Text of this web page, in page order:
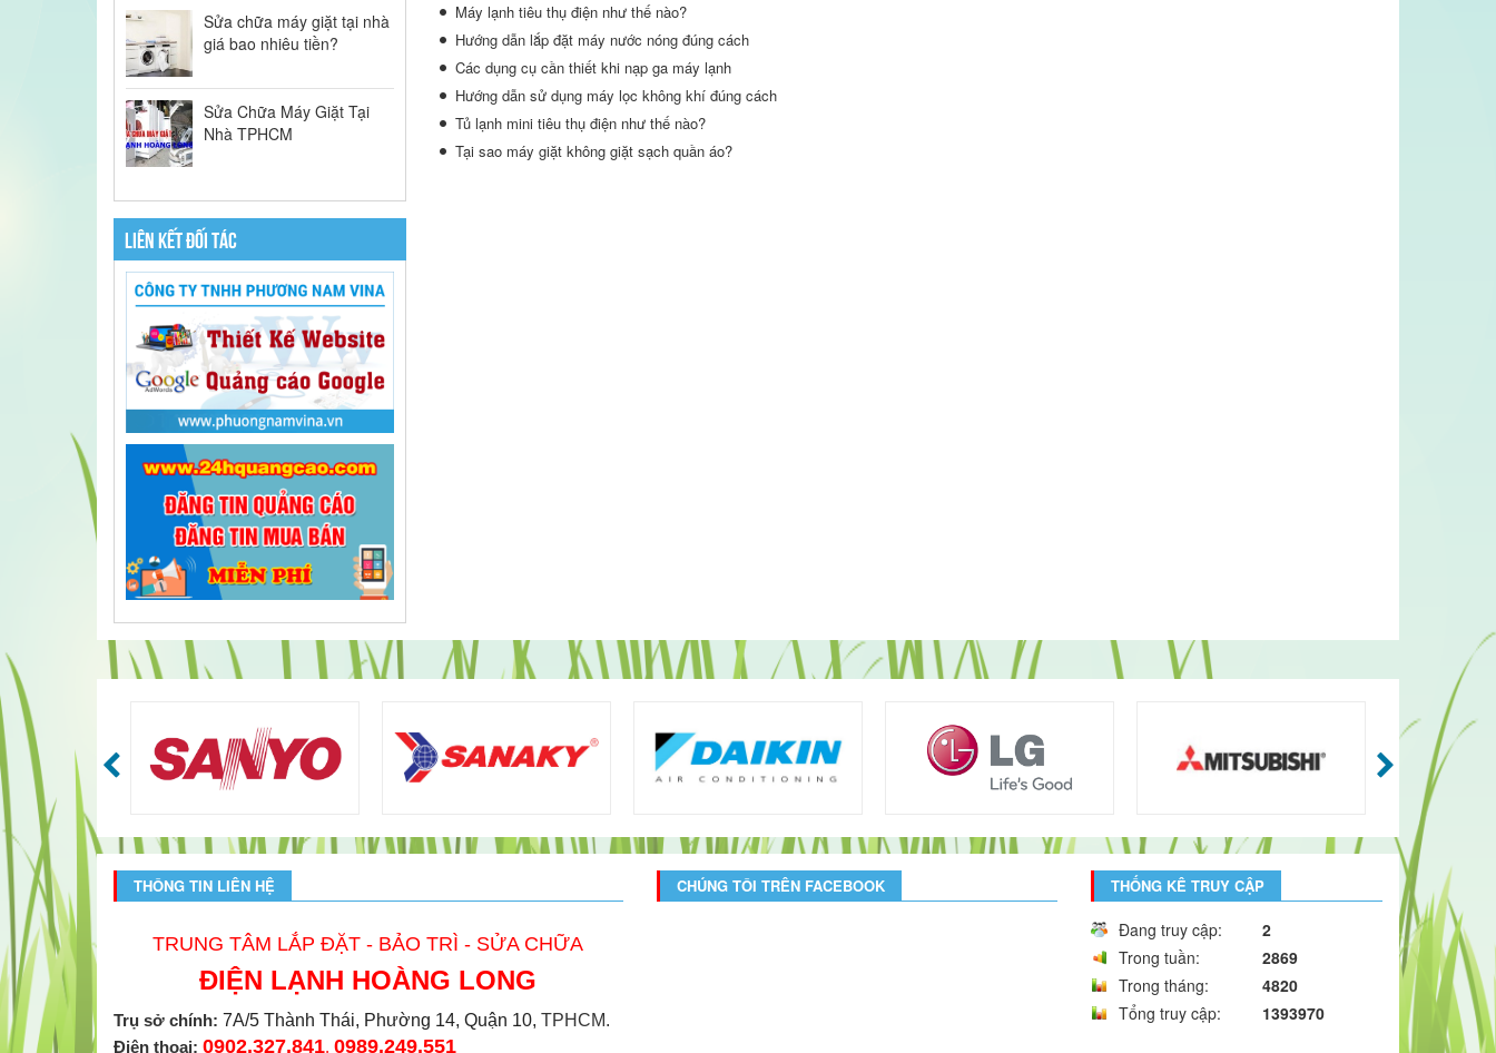
Sửa chữa máy giặt tại nhà
giá bao nhiêu tiền?
Sửa Chữa Máy Giặt Tại
Nhà TPHCM
LIÊN KẾT ĐỐI TÁC
Máy lạnh tiêu thụ điện như thế nào?
Hướng dẫn lắp đặt máy nước nóng đúng cách
Các dụng cụ cần thiết khi nạp ga máy lạnh
Hướng dẫn sử dụng máy lọc không khí đúng cách
Tủ lạnh mini tiêu thụ điện như thế nào?
Tại sao máy giặt không giặt sạch quần áo?
THÔNG TIN LIÊN HỆ
TRUNG TÂM LẮP ĐẶT - BẢO TRÌ - SỬA CHỮA
ĐIỆN LẠNH HOÀNG LONG
Trụ sở chính: 7A/5 Thành Thái, Phường 14, Quận 10, TPHCM.
Điện thoại: 0902.327.841, 0989.249.551
CHÚNG TÔI TRÊN FACEBOOK THỐNG KÊ TRUY CẬP
Đang truy cập:
2
Trong tuần:
2869
Trong tháng:
4820
Tổng truy cập:
1393970